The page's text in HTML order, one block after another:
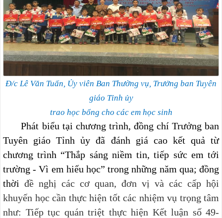
Đ/c Lê Văn Tuấn, Ủy viên Ban Thường vụ, Trưởng ban Tuyên
giáo Tỉnh ủy
trao học bổng cho các em học sinh
Phát biểu tại chương trình, đồng chí Trưởng ban
Tuyên giáo Tỉnh ủy đã đánh giá cao kết quả từ
chương trình “Thắp sáng niềm tin, tiếp sức em tới
trường - Vì em hiếu học” trong những năm qua; đồng
thời đề nghị các cơ quan, đơn vị và các cấp hội
khuyến học cần thực hiện tốt các nhiệm vụ trọng tâm
như: Tiếp tục quán triệt thực hiện Kết luận số 49-